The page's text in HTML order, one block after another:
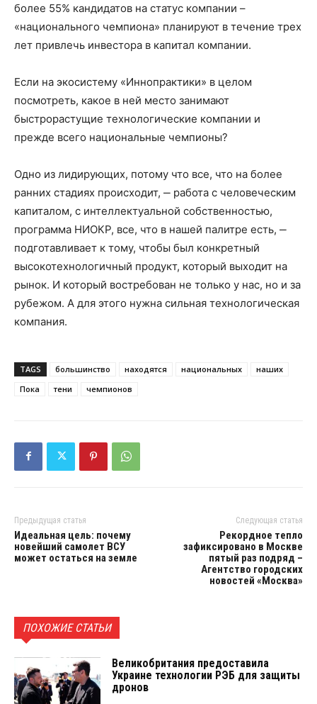
более 55% кандидатов на статус компании –
«национального чемпиона» планируют в течение трех
лет привлечь инвестора в капитал компании.
Если на экосистему «Иннопрактики» в целом
посмотреть, какое в ней место занимают
быстрорастущие технологические компании и
прежде всего национальные чемпионы?
Одно из лидирующих, потому что все, что на более
ранних стадиях происходит, ‒ работа с человеческим
капиталом, с интеллектуальной собственностью,
программа НИОКР, все, что в нашей палитре есть, ‒
подготавливает к тому, чтобы был конкретный
высокотехнологичный продукт, который выходит на
рынок. И который востребован не только у нас, но и за
рубежом. А для этого нужна сильная технологическая
компания.
TAGS большинство находятся национальных
наших
Пока
тени чемпионов
Предыдущая статья
Идеальная цель: почему
новейший самолет ВСУ
может остаться на земле
Следующая статья
Рекордное тепло
зафиксировано в Москве
пятый раз подряд –
Агентство городских
новостей «Москва»
ПОХОЖИЕ СТАТЬИ
Великобритания предоставила
Украине технологии РЭБ для защиты
дронов